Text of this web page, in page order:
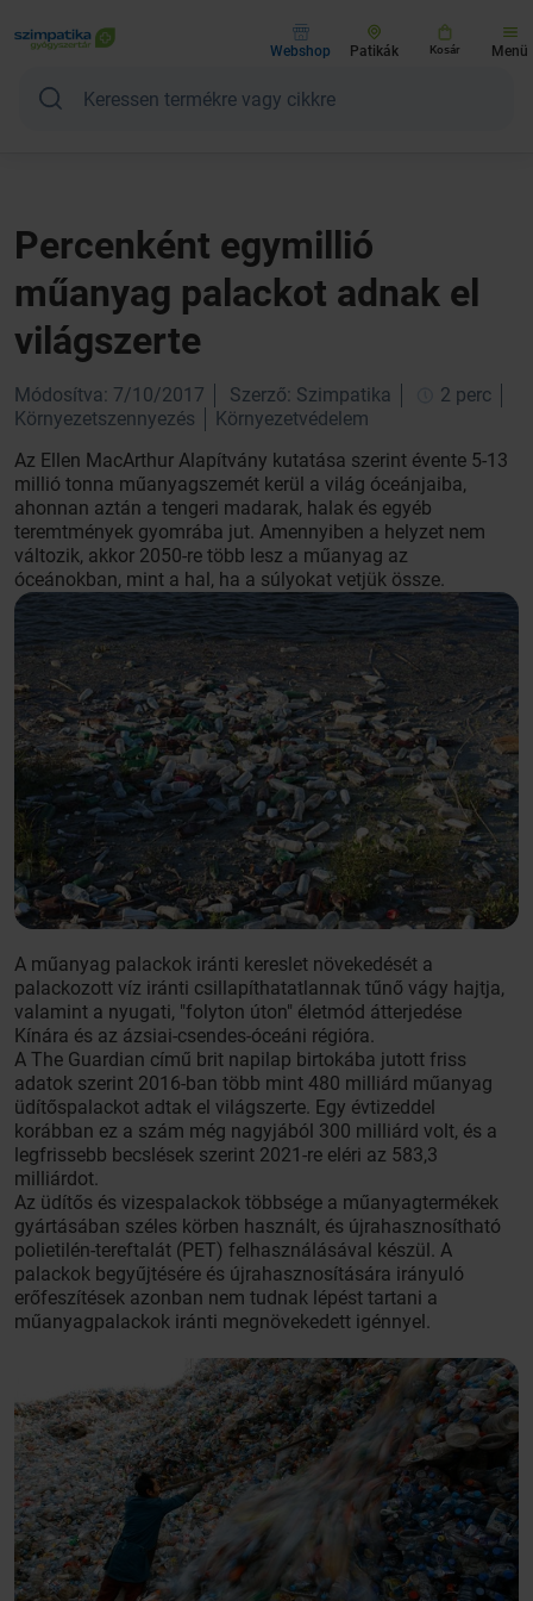
Webshop Patikák Kosár Menü
Percenként egymillió
műanyag palackot adnak el
világszerte
Módosítva: 7/10/2017 Szerző: Szimpatika
2 perc
Környezetszennyezés
Környezetvédelem
Az Ellen MacArthur Alapítvány kutatása szerint évente 5-13
millió tonna műanyagszemét kerül a világ óceánjaiba,
ahonnan aztán a tengeri madarak, halak és egyéb
teremtmények gyomrába jut. Amennyiben a helyzet nem
változik, akkor 2050-re több lesz a műanyag az
óceánokban, mint a hal, ha a súlyokat vetjük össze.
A műanyag palackok iránti kereslet növekedését a
palackozott víz iránti csillapíthatatlannak tűnő vágy hajtja,
valamint a nyugati, "folyton úton" életmód átterjedése
Kínára és az ázsiai-csendes-óceáni régióra.
A The Guardian című brit napilap birtokába jutott friss
adatok szerint 2016-ban több mint 480 milliárd műanyag
üdítőspalackot adtak el világszerte. Egy évtizeddel
korábban ez a szám még nagyjából 300 milliárd volt, és a
legfrissebb becslések szerint 2021-re eléri az 583,3
milliárdot.
Az üdítős és vizespalackok többsége a műanyagtermékek
gyártásában széles körben használt, és újrahasznosítható
polietilén-tereftalát (PET) felhasználásával készül. A
palackok begyűjtésére és újrahasznosítására irányuló
erőfeszítések azonban nem tudnak lépést tartani a
műanyagpalackok iránti megnövekedett igénnyel.